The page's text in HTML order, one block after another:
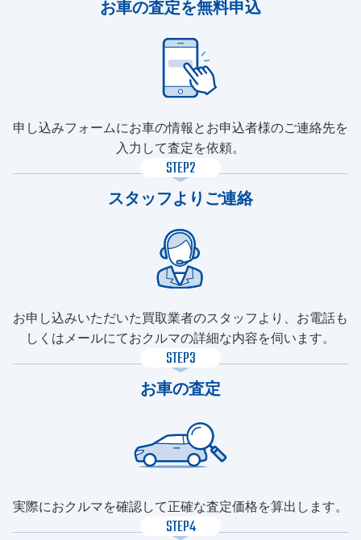
お車の査定を無料申込
申し込みフォームにお車の情報とお申込者様のご連絡先を
入力して査定を依頼。
STEP2
スタッフよりご連絡
お申し込みいただいた買取業者のスタッフより、お電話も
しくはメールにておクルマの詳細な内容を伺います。
STEP3
お車の査定
実際におクルマを確認して正確な査定価格を算出します。
STEP4